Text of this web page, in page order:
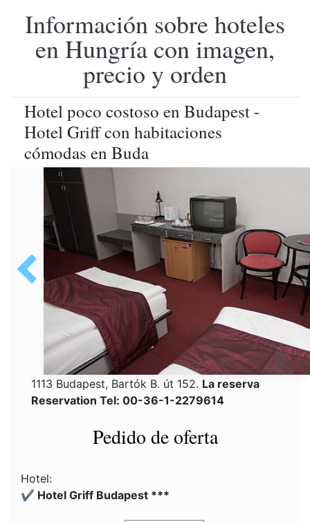
Información sobre hoteles
en Hungría con imagen,
precio y orden
Hotel poco costoso en Budapest -
Hotel Griff con habitaciones
cómodas en Buda
1113 Budapest, Bartók B. út 152. La reserva
Reservation Tel: 00-36-1-2279614
Pedido de oferta
Hotel:
✔️ Hotel Griff Budapest ***